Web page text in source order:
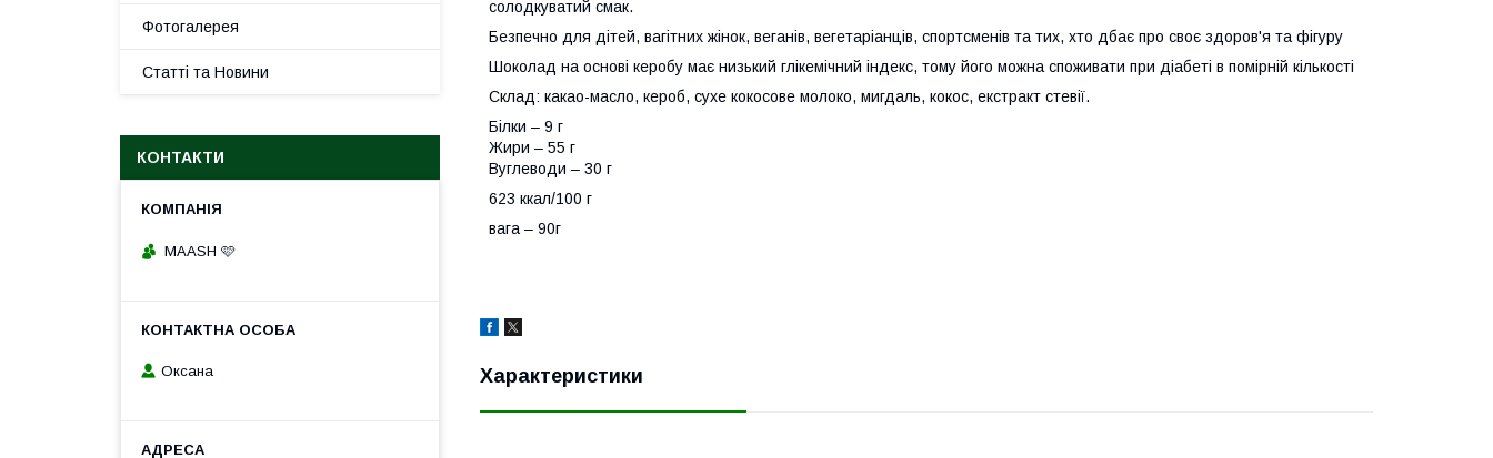
солодкуватий смак.
Безпечно для дітей, вагітних жінок, веганів, вегетаріанців, спортсменів та тих, хто дбає про своє здоров'я та фігуру
Шоколад на основі керобу має низький глікемічний індекс, тому його можна споживати при діабеті в помірній кількості
Склад: какао-масло, кероб, сухе кокосове молоко, мигдаль, кокос, екстракт стевії.
Білки – 9 г
Жири – 55 г
Вуглеводи – 30 г
623 ккал/100 г
вага – 90г
Характеристики
Фотогалерея
Статті та Новини
КОНТАКТИ
MAASH 🩷
Оксана